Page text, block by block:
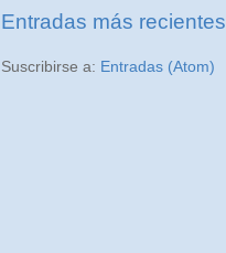
Entradas más recientes
Suscribirse a: Entradas (Atom)